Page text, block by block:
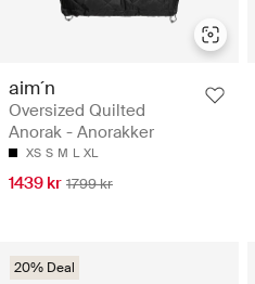
aim´n
Oversized Quilted
Anorak - Anorakker
XS S M L XL
1439 kr 1799 kr
20% Deal